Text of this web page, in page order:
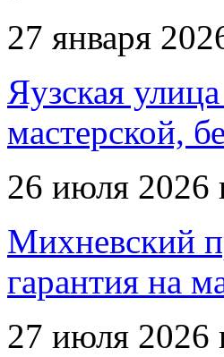
27 января
Яузская
мастерской,
26 июля 2026
Михневский
гарантия на
27 июля 2026